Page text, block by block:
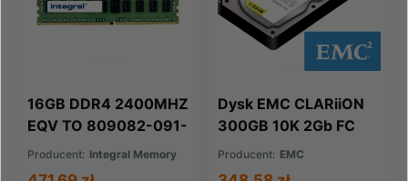
16GB DDR4 2400MHZ
EQV TO 809082-091-
IN FOR HP COMPAQ
Producent: Integral Memory
Dysk EMC CLARiiON
300GB 10K 2Gb FC
HDD RoHS
(005048582)
Producent: EMC